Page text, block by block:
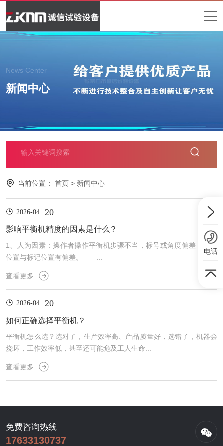
News Center
新闻中心
当前位置： 首页 > 新闻中心
2026-04 20
影响平衡机精度的因素是什么？
1、人为因素：操作者操作平衡机步骤不当，标号或角度偏差，校正
位置与标记位置有偏差。 ...
查看更多
2026-04 20
如何正确选择平衡机？
平衡机怎么选？选对了，生产效率高、产品质量好，选错了，机器会
烧坏，工作效率低，甚至还可能危及工人生命...
查看更多
免费咨询热线
17633130737
电话